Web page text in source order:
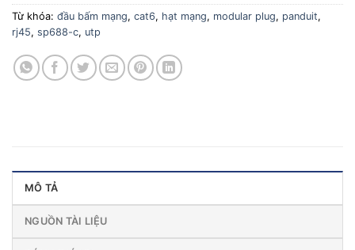
Từ khóa: đầu bấm mạng, cat6, hạt mạng, modular plug, panduit,
rj45, sp688-c, utp
MÔ TẢ
NGUỒN TÀI LIỆU